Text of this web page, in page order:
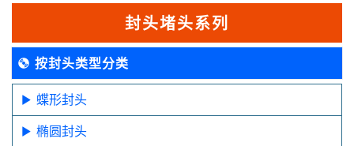
封头堵头系列
按封头类型分类
蝶形封头
椭圆封头